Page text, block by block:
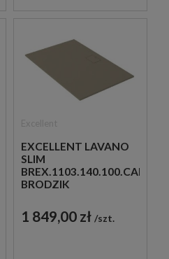
EXCELLENT LAVANO
SLIM
BREX.1103.140.100.CAN
BRODZIK
CAPPUCINO
1 849,00 zł szt.